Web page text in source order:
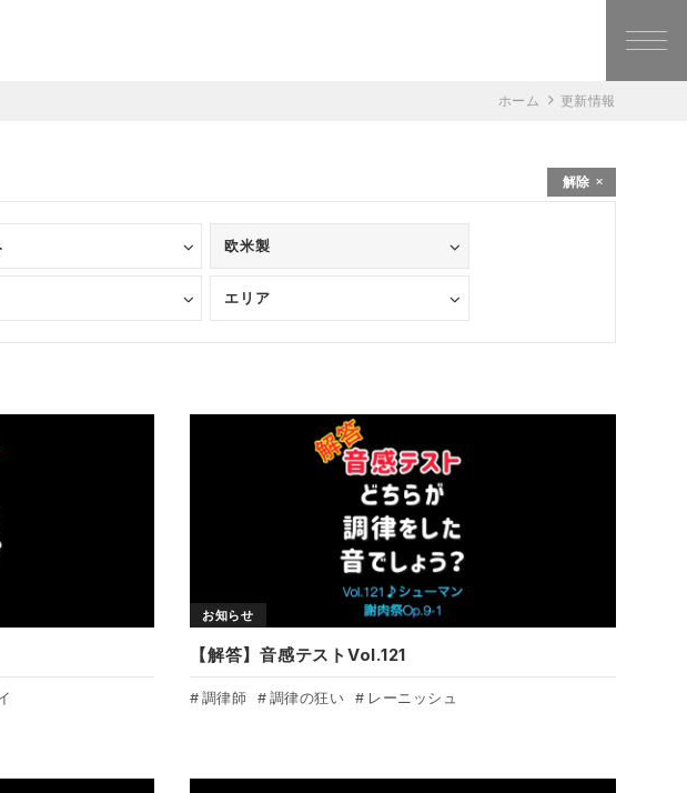
ホーム 更新情報
解除
お知らせ
【解答】音感テストVol.121
調律師 調律の狂い レーニッシュ